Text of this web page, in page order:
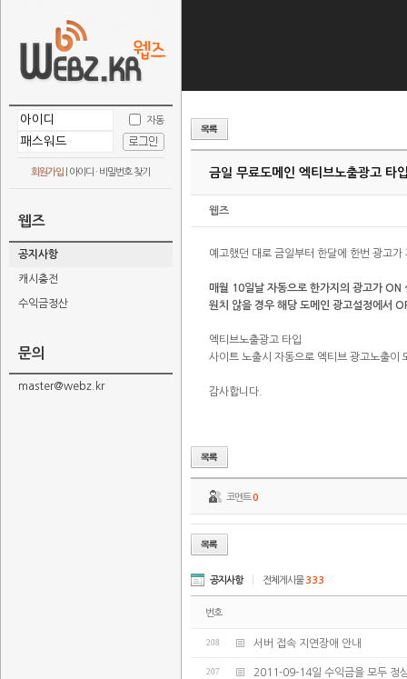
자동
회원가입 아이디 · 비밀번호 찾기
웹즈
공지사항
캐시충전
수익금정산
문의
master@webz.kr
금일 무료도메인 엑티브노출광고 타
웹즈
예고했던 대로 금일부터 한달에 한번 광고
매월 10일날 자동으로 한가지의 광고가 ON
원치 않을 경우 해당 도메인 광고설정에서
엑티브노출광고 타입
사이트 노출시 자동으로 엑티브 광고노출이
감사합니다.
코멘트0
공지사항 전체게시물333
번호
208 서버 접속 지연장애 안내
207 2011-09-14일 수익금을 모두 정